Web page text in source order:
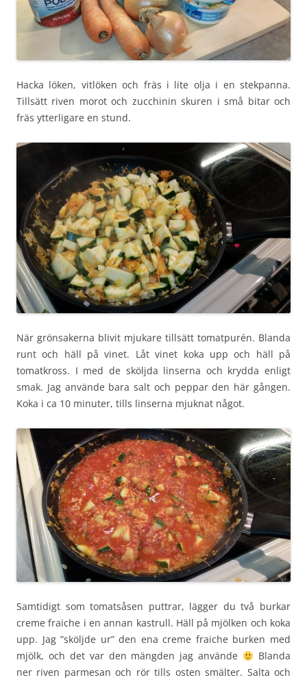
Hacka löken, vitlöken och fräs i lite olja i en stekpanna.
Tillsätt riven morot och zucchinin skuren i små bitar och
fräs ytterligare en stund.
När grönsakerna blivit mjukare tillsätt tomatpurén. Blanda
runt och häll på vinet. Låt vinet koka upp och häll på
tomatkross. I med de sköljda linserna och krydda enligt
smak. Jag använde bara salt och peppar den här gången.
Koka i ca 10 minuter, tills linserna mjuknat något.
Samtidigt som tomatsåsen puttrar, lägger du två burkar
creme fraiche i en annan kastrull. Häll på mjölken och koka
upp. Jag ”sköljde ur” den ena creme fraiche burken med
mjölk, och det var den mängden jag använde
Blanda
ner riven parmesan och rör tills osten smälter. Salta och